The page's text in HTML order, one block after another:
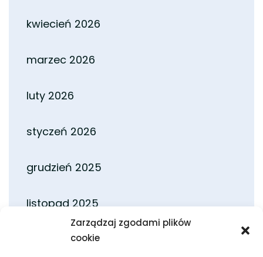
Zarządzaj zgodami plików
cookie
kwiecień 2026
marzec 2026
luty 2026
styczeń 2026
grudzień 2025
listopad 2025
październik 2025